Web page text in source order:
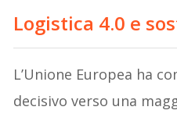
Logistica 4.0 e
L’Unione Europea ha
decisivo verso una